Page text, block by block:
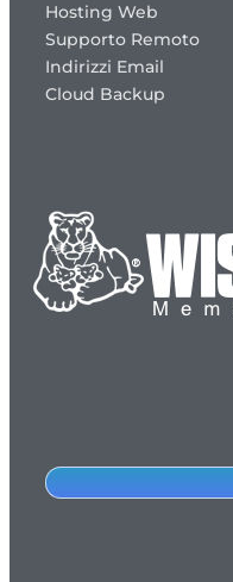
Hosting Web
Supporto Remoto
Indirizzi Email
Cloud Backup